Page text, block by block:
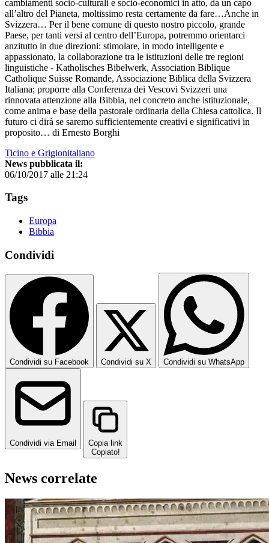
cambiamenti socio-culturali e socio-economici in atto, da un capo
all’altro del Pianeta, moltissimo resta certamente da fare…Anche in
Svizzera… Per il bene comune di questo nostro piccolo, grande
Paese, per tanti versi al centro dell’Europa, potremmo orientarci
anzitutto in due direzioni: stimolare, in modo intelligente e
appassionato, la collaborazione tra le istituzioni delle tre regioni
linguistiche - Katholisches Bibelwerk, Association Biblique
Catholique Suisse Romande, Associazione Biblica della Svizzera
Italiana; proporre alla Conferenza dei Vescovi Svizzeri una
rinnovata attenzione alla Bibbia, nel concreto anche istituzionale,
come anima e base della pastorale ordinaria della Chiesa cattolica. Il
futuro ci dirà se saremo sufficientemente creativi e significativi in
proposito… di Ernesto Borghi
Ticino e Grigionitaliano
News pubblicata il:
06/10/2017 alle 21:24
Tags
Europa
Bibbia
Condividi
Condividi su Facebook Condividi su X Condividi su WhatsApp
Condividi via Email
Copia link
Copiato!
News correlate